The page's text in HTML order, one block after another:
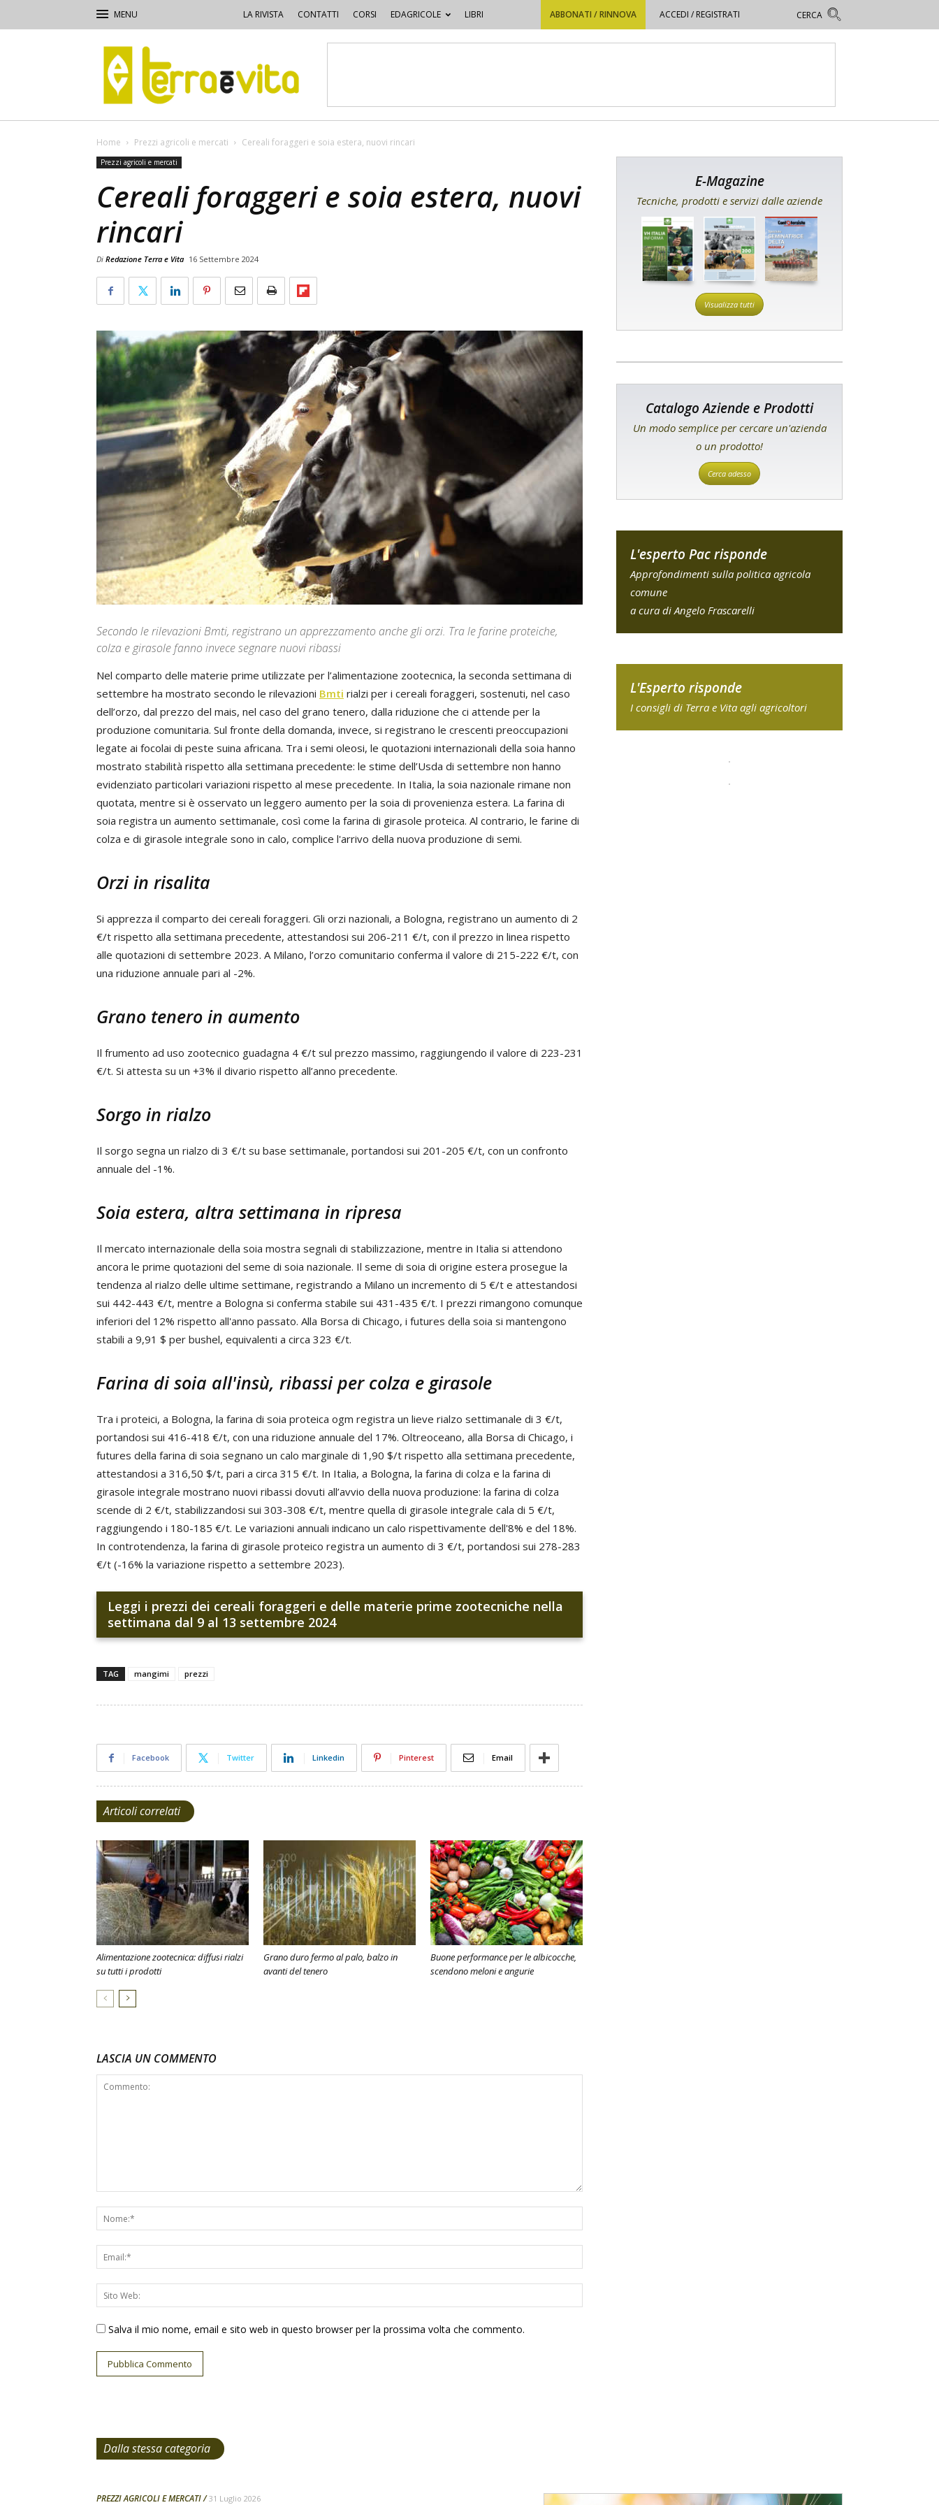
LA RIVISTA CONTATTI CORSI EDAGRICOLE LIBRI ABBONATI / RINNOVA ACCEDI / REGISTRATI
Terra
e
Vita
Home Prezzi agricoli e mercati Cereali foraggeri e soia estera, nuovi rincari
Prezzi agricoli e mercati
Cereali foraggeri e soia estera, nuovi
rincari
Di Redazione Terra e Vita 16 Settembre 2024
Secondo le rilevazioni Bmti, registrano un apprezzamento anche gli orzi. Tra le farine proteiche,
colza e girasole fanno invece segnare nuovi ribassi
Nel comparto delle materie prime utilizzate per l’alimentazione zootecnica, la seconda settimana di
settembre ha mostrato secondo le rilevazioni Bmti rialzi per i cereali foraggeri, sostenuti, nel caso
dell’orzo, dal prezzo del mais, nel caso del grano tenero, dalla riduzione che ci attende per la
produzione comunitaria. Sul fronte della domanda, invece, si registrano le crescenti preoccupazioni
legate ai focolai di peste suina africana. Tra i semi oleosi, le quotazioni internazionali della soia hanno
mostrato stabilità rispetto alla settimana precedente: le stime dell’Usda di settembre non hanno
evidenziato particolari variazioni rispetto al mese precedente. In Italia, la soia nazionale rimane non
quotata, mentre si è osservato un leggero aumento per la soia di provenienza estera. La farina di
soia registra un aumento settimanale, così come la farina di girasole proteica. Al contrario, le farine di
colza e di girasole integrale sono in calo, complice l'arrivo della nuova produzione di semi.
Orzi in risalita
Si apprezza il comparto dei cereali foraggeri. Gli orzi nazionali, a Bologna, registrano un aumento di 2
€/t rispetto alla settimana precedente, attestandosi sui 206-211 €/t, con il prezzo in linea rispetto
alle quotazioni di settembre 2023. A Milano, l’orzo comunitario conferma il valore di 215-222 €/t, con
una riduzione annuale pari al -2%.
Grano tenero in aumento
Il frumento ad uso zootecnico guadagna 4 €/t sul prezzo massimo, raggiungendo il valore di 223-231
€/t. Si attesta su un +3% il divario rispetto all’anno precedente.
Sorgo in rialzo
Il sorgo segna un rialzo di 3 €/t su base settimanale, portandosi sui 201-205 €/t, con un confronto
annuale del -1%.
Soia estera, altra settimana in ripresa
Il mercato internazionale della soia mostra segnali di stabilizzazione, mentre in Italia si attendono
ancora le prime quotazioni del seme di soia nazionale. Il seme di soia di origine estera prosegue la
tendenza al rialzo delle ultime settimane, registrando a Milano un incremento di 5 €/t e attestandosi
sui 442-443 €/t, mentre a Bologna si conferma stabile sui 431-435 €/t. I prezzi rimangono comunque
inferiori del 12% rispetto all'anno passato. Alla Borsa di Chicago, i futures della soia si mantengono
stabili a 9,91 $ per bushel, equivalenti a circa 323 €/t.
Farina di soia all'insù, ribassi per colza e girasole
Tra i proteici, a Bologna, la farina di soia proteica ogm registra un lieve rialzo settimanale di 3 €/t,
portandosi sui 416-418 €/t, con una riduzione annuale del 17%. Oltreoceano, alla Borsa di Chicago, i
futures della farina di soia segnano un calo marginale di 1,90 $/t rispetto alla settimana precedente,
attestandosi a 316,50 $/t, pari a circa 315 €/t. In Italia, a Bologna, la farina di colza e la farina di
girasole integrale mostrano nuovi ribassi dovuti all’avvio della nuova produzione: la farina di colza
scende di 2 €/t, stabilizzandosi sui 303-308 €/t, mentre quella di girasole integrale cala di 5 €/t,
raggiungendo i 180-185 €/t. Le variazioni annuali indicano un calo rispettivamente dell'8% e del 18%.
In controtendenza, la farina di girasole proteico registra un aumento di 3 €/t, portandosi sui 278-283
€/t (-16% la variazione rispetto a settembre 2023).
Leggi i prezzi dei cereali foraggeri e delle materie prime zootecniche nella
settimana dal 9 al 13 settembre 2024
TAG mangimi prezzi
Facebook Twitter Linkedin Pinterest Email
Articoli correlati
Alimentazione zootecnica: diffusi rialzi
su tutti i prodotti
Grano duro fermo al palo, balzo in
avanti del tenero
Buone performance per le albicocche,
scendono meloni e angurie
LASCIA UN COMMENTO
Salva il mio nome, email e sito web in questo browser per la prossima volta che commento.
E-Magazine
Tecniche, prodotti e servizi dalle aziende
Visualizza tutti
Catalogo Aziende e Prodotti
Un modo semplice per cercare un'azienda
o un prodotto!
Cerca adesso
L'esperto Pac risponde
Approfondimenti sulla politica agricola
comune
a cura di Angelo Frascarelli
L'Esperto risponde
I consigli di Terra e Vita agli agricoltori
Dalla stessa categoria
PREZZI AGRICOLI E MERCATI 31 Luglio 2026